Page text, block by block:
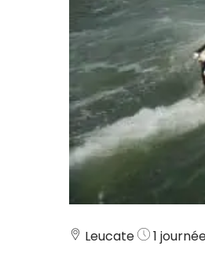
Leucate
1